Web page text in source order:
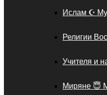
Ислам ☪️
Религии
Учителя и
Миряне